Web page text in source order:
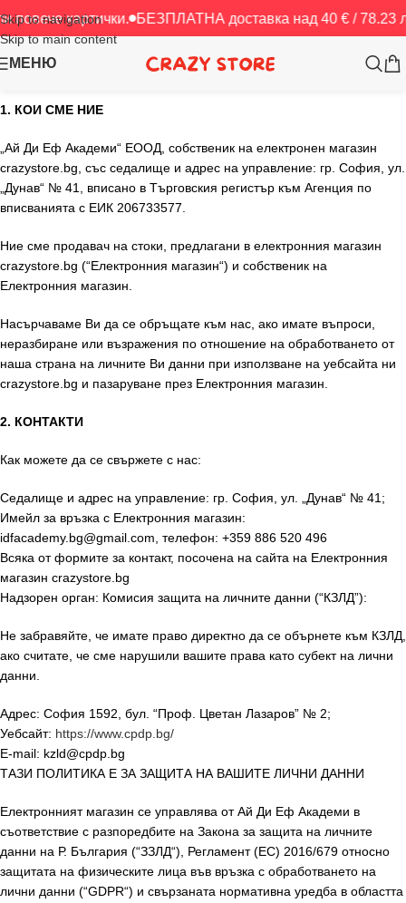
Skip to navigation
Skip to main content
БЕЗПЛАТНА доставка над 40 € / 78.23 лв.
МЕНЮ
1. КОИ СМЕ НИЕ
„Ай Ди Еф Академи“ ЕООД, собственик на електронен магазин
crazystore.bg, със седалище и адрес на управление: гр. София, ул.
„Дунав“ № 41, вписано в Търговския регистър към Агенция по
вписванията с ЕИК 206733577.
Ние сме продавач на стоки, предлагани в електронния магазин
crazystore.bg (“Електронния магазин“) и собственик на
Електронния магазин.
Насърчаваме Ви да се обръщате към нас, ако имате въпроси,
неразбиране или възражения по отношение на обработването от
наша страна на личните Ви данни при използване на уебсайта ни
crazystore.bg и пазаруване през Електронния магазин.
2. КОНТАКТИ
Как можете да се свържете с нас:
Седалище и адрес на управление: гр. София, ул. „Дунав“ № 41;
Имейл за връзка с Електронния магазин:
idfacademy.bg@gmail.com, телефон: +359 886 520 496
Всяка от формите за контакт, посочена на сайта на Електронния
магазин crazystore.bg
Надзорен орган: Комисия защита на личните данни (“КЗЛД”):
Не забравяйте, че имате право директно да се обърнете към КЗЛД,
ако считате, че сме нарушили вашите права като субект на лични
данни.
Адрес: София 1592, бул. “Проф. Цветан Лазаров” № 2;
Уебсайт: https://www.cpdp.bg/
E-mail: kzld@cpdp.bg
ТАЗИ ПОЛИТИКА Е ЗА ЗАЩИТА НА ВАШИТЕ ЛИЧНИ ДАННИ
Електронният магазин се управлява от Ай Ди Еф Академи в
съответствие с разпоредбите на Закона за защита на личните
данни на Р. България (“ЗЗЛД“), Регламент (ЕС) 2016/679 относно
защитата на физическите лица във връзка с обработването на
лични данни (“GDPR“) и свързаната нормативна уредба в областта